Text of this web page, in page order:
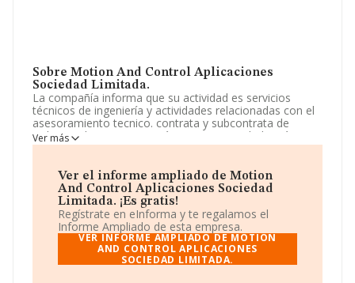
Sobre Motion And Control Aplicaciones
Sociedad Limitada.
La compañía informa que su actividad es servicios
técnicos de ingeniería y actividades relacionadas con el
asesoramiento tecnico. contrata y subcontrata de
trabajos electricos o mecánicos. La sociedad está
registrada como Sociedad Limitada. Clasifica su
otras actividades relacionadas con el asesoramiento
técnico', código 7112. La compañía no tiene actividad
en mercados exteriores.
Ha habido un incremento en cuanto al número de
empleados y según los datos a disposición de
INFORMA, ha tenido un número de empleados por
debajo de la media de sector.
Ver más
Ver el informe ampliado de Motion
And Control Aplicaciones Sociedad
Limitada. ¡Es gratis!
Regístrate en eInforma y te regalamos el
Informe Ampliado de esta empresa.
VER INFORME AMPLIADO DE MOTION
AND CONTROL APLICACIONES
SOCIEDAD LIMITADA.